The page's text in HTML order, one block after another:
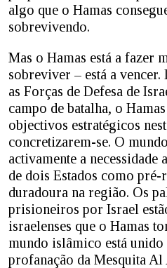
algo que o Hamas
sobrevivendo.
Mas o Hamas está a fazer
sobreviver – está a
as Forças de Defesa de
campo de batalha, o
objectivos estratégicos
concretizarem-se. O
activamente a necessidade
de dois Estados como
duradoura na região. Os
prisioneiros por Israel
israelenses que o Hamas
mundo islâmico está unido
profanação da Mesquita